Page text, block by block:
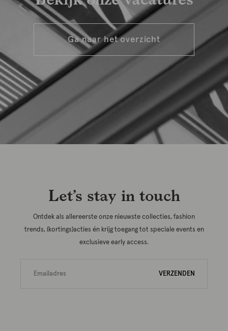
Ga naar het overzicht
Let’s stay in touch
Ontdek als allereerste onze nieuwste collecties, fashion
trends, (kortings)acties én krijg toegang tot speciale events en
exclusieve early access.
VERZENDEN